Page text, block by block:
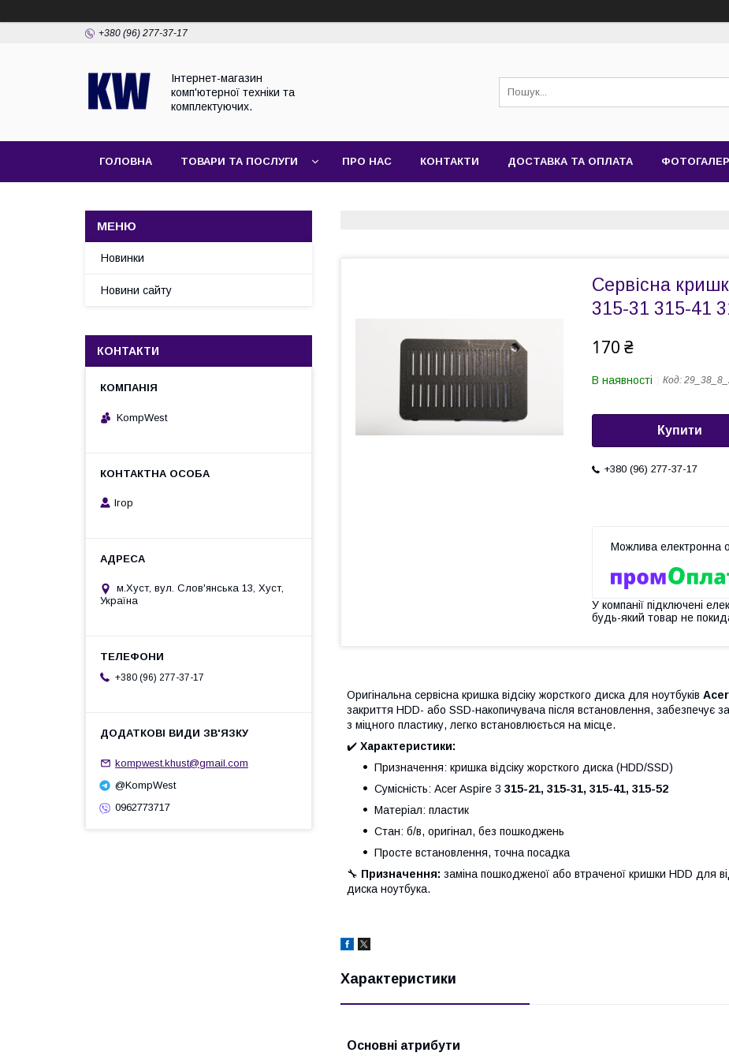
+380 (96) 277-37-17
Інтернет-магазин
комп'ютерної техніки та
комплектуючих.
ГОЛОВНА ТОВАРИ ТА ПОСЛУГИ ПРО НАС КОНТАКТИ ДОСТАВКА ТА ОПЛАТА
Сервісна
315-31 315-41
170 ₴
В наявності Код:
Купити
+380 (96) 277-37-17
У компанії підключені
будь-який товар не
Оригінальна сервісна кришка відсіку жорсткого диска для ноутбуків
закриття HDD- або SSD-накопичувача після встановлення, забезпечує
з міцного пластику, легко встановлюється на місце.
✔️ Характеристики:
Призначення: кришка відсіку жорсткого диска (HDD/SSD)
Сумісність: Acer Aspire 3 315-21, 315-31, 315-41, 315-52
Матеріал: пластик
Стан: б/в, оригінал, без пошкоджень
Просте встановлення, точна посадка
🔧 Призначення: заміна пошкодженої або втраченої кришки HDD для
диска ноутбука.
Характеристики
Основні атрибути
Новинки
Новини сайту
КОНТАКТИ
KompWest
Ігор
м.Хуст, вул. Слов'янська 13, Хуст,
Україна
+380 (96) 277-37-17
kompwest.khust@gmail.com
@KompWest
0962773717